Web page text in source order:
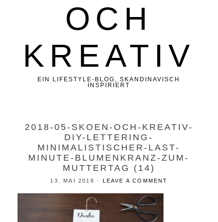
OCH
KREATIV
EIN LIFESTYLE-BLOG, SKANDINAVISCH
INSPIRIERT
2018-05-SKOEN-OCH-KREATIV-
DIY-LETTERING-
MINIMALISTISCHER-LAST-
MINUTE-BLUMENKRANZ-ZUM-
MUTTERTAG (14)
13. MAI 2018 · LEAVE A COMMENT